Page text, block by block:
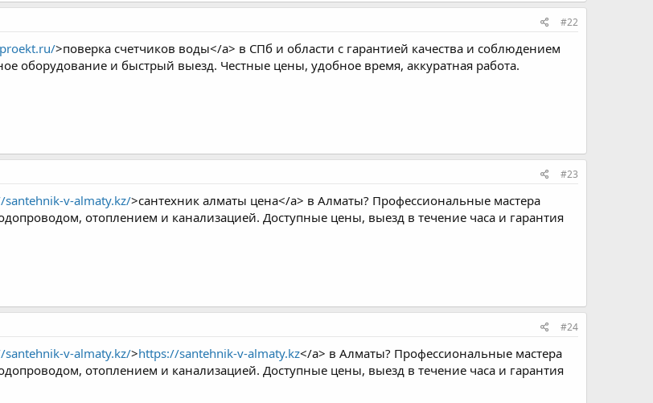
#22
>поверка счетчиков воды</a> в СПб и области с гарантией качества и соблюдением
оборудование и быстрый выезд. Честные цены, удобное время, аккуратная работа.
#23
santehnik-v-almaty.kz/>сантехник алматы цена</a> в Алматы? Профессиональные мастера
отоплением и канализацией. Доступные цены, выезд в течение часа и гарантия
#24
santehnik-v-almaty.kz/>https://santehnik-v-almaty.kz</a> в Алматы? Профессиональные мастера
отоплением и канализацией. Доступные цены, выезд в течение часа и гарантия